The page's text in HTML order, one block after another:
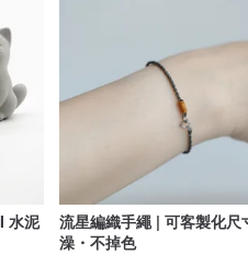
水泥
流星編織手繩 | 可客製化尺
澡・不掉色